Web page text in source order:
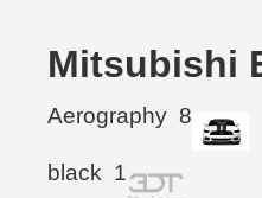
Mitsubishi
Aerography 8
black 1